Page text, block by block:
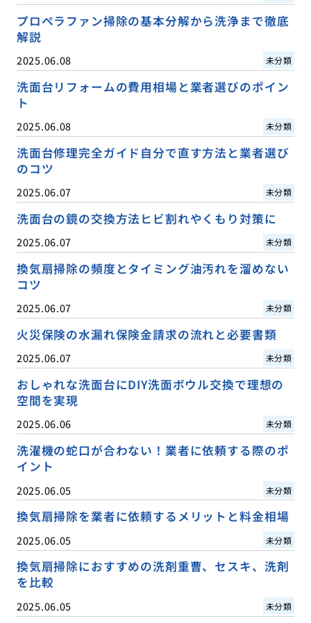
プロペラファン掃除の基本分解から洗浄まで徹底
解説
2025.06.08 未分類
洗面台リフォームの費用相場と業者選びのポイン
ト
2025.06.08 未分類
洗面台修理完全ガイド自分で直す方法と業者選び
のコツ
2025.06.07 未分類
洗面台の鏡の交換方法ヒビ割れやくもり対策に
2025.06.07 未分類
換気扇掃除の頻度とタイミング油汚れを溜めない
コツ
2025.06.07 未分類
火災保険の水漏れ保険金請求の流れと必要書類
2025.06.07 未分類
おしゃれな洗面台にDIY洗面ボウル交換で理想の
空間を実現
2025.06.06 未分類
洗濯機の蛇口が合わない！業者に依頼する際のポ
イント
2025.06.05 未分類
換気扇掃除を業者に依頼するメリットと料金相場
2025.06.05 未分類
換気扇掃除におすすめの洗剤重曹、セスキ、洗剤
を比較
2025.06.05 未分類